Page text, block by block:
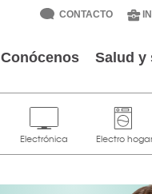
CONTACTO
Conócenos Salud y